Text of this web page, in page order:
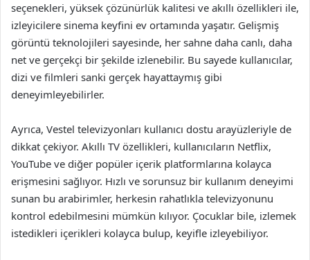
seçenekleri, yüksek çözünürlük kalitesi ve akıllı özellikleri ile,
izleyicilere sinema keyfini ev ortamında yaşatır. Gelişmiş
görüntü teknolojileri sayesinde, her sahne daha canlı, daha
net ve gerçekçi bir şekilde izlenebilir. Bu sayede kullanıcılar,
dizi ve filmleri sanki gerçek hayattaymış gibi
deneyimleyebilirler.
Ayrıca, Vestel televizyonları kullanıcı dostu arayüzleriyle de
dikkat çekiyor. Akıllı TV özellikleri, kullanıcıların Netflix,
YouTube ve diğer popüler içerik platformlarına kolayca
erişmesini sağlıyor. Hızlı ve sorunsuz bir kullanım deneyimi
sunan bu arabirimler, herkesin rahatlıkla televizyonunu
kontrol edebilmesini mümkün kılıyor. Çocuklar bile, izlemek
istedikleri içerikleri kolayca bulup, keyifle izleyebiliyor.